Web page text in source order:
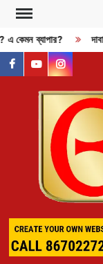
Skip
content
এ কেমন ব্যাপার?
facebook
youtube